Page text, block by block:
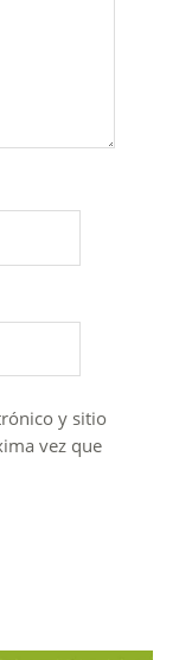
y sitio
vez que